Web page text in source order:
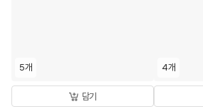
5개
담기
4개